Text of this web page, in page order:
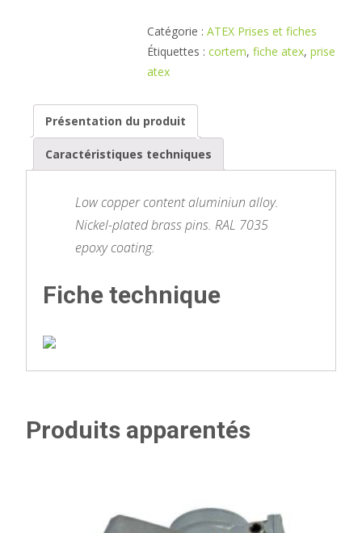
Catégorie : ATEX Prises et fiches
Étiquettes : cortem, fiche atex, prise
atex
Présentation du produit
Caractéristiques techniques
Low copper content aluminiun alloy.
Nickel-plated brass pins. RAL 7035
epoxy coating.
Fiche technique
Produits apparentés